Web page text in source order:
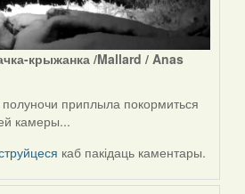
крыжанка /Mallard / Anas
приплыла покормиться
камеры...
каб пакідаць каментары.